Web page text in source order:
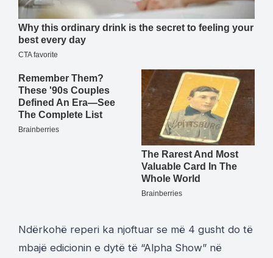
Ndërkohë reperi ka njoftuar se më 4 gusht do të
mbajë edicionin e dytë të “Alpha Show” në